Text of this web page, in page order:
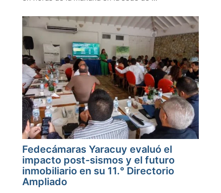
Fedecámaras Yaracuy evaluó el
impacto post-sismos y el futuro
inmobiliario en su 11.° Directorio
Ampliado